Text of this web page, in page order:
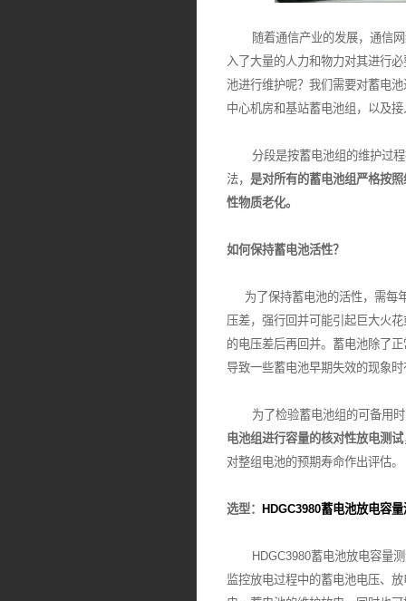
随着通信产业的发展，通信网
入了大量的人力和物力对其进行
池进行维护呢？我们需要对蓄电
中心机房和基站蓄电池组，以及
分段是按蓄电池组的维护过程
法， 是对所有的蓄电池组严格按
性物质老化。
如何保持蓄电池活性？
为了保持蓄电池的活性，需每
压差，强行回并可能引起巨大火
的电压差后再回并。蓄电池除了
导致一些蓄电池早期失效的现象
为了检验蓄电池组的可备用时
电池组进行容量的核对性放电测试
对整组电池的预期寿命作出评估。
选型： HDGC3980蓄电池放电容
HDGC3980蓄电池放电容量测
监控放电过程中的蓄电池电压、